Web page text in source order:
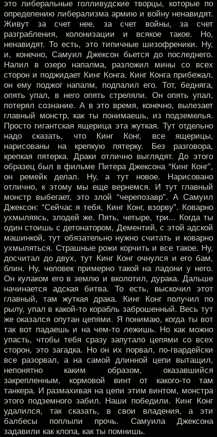
это либеральные голливудские творцы, которые по
определению либерализма армию и войну ненавидят.
Живут за счет нее, за счет войны, за счет
разграбления, колонизации и всякое такое. Но,
ненавидят. То есть, это типичные шизофреники. Ну,
и, конечно, Самуил Джексон бьется до последнего.
Налил в озеро напалма, разложил мины со всех
сторон и поджидает Кинг Конга. Кинг Конга прибежал,
он ему поджог напалм, подпалил его. Тот, бедняга,
опять упал, в него опять стреляли. Он опять упал,
потерял сознание. А в это время, конечно, вылезает
главный монстр, как ты понимаешь, из подземелья.
Просто гигантская ящерица эта жуткая. Тут отдельно
надо сказать, что Кинг Конг, все ящерицы,
нарисованы на крепкую пятерку. Без разговора,
крепкая пятерка. Драки отлично выглядят. До этого
образец был в фильме Питера Джексона “Кинг Конг”,
он ремейк делал. Ну, а тут новое. Нарисовано
отлично, к этому мы еще вернемся. И тут главный
монстр выбегает, это злой “черепозавр”. А Самуил
Джексон: “Сейчас я тебя, Кинг Конг, взорву”. Коварно
ухмыляясь, злодей же. Пять, четыре, три... Когда ты
один стоишь с детонатором, Дементий, с этой адской
машинкой, тут обязательно нужно считать и коварно
ухмыляться. Страшные рожи корчить и все такое. Ну,
досчитал до двух, тут Кинг Конг очнулся и его бам,
блин. Ну, человек примерно такой на ладони у него.
Он кулаком его в землю и вколотил, дурака. Дальше
начинается адская битва. То есть, выскочил этот
главный, там жуткая драка. Кинг Конг получил по
рылу, упал в какой-то корабль заброшенный. Весь тут
же оказался опутан цепями. Я понимаю, когда ты вот
так вот падаешь и на чем-то лежишь. Но как можно
упасть, чтобы тебя сразу запутало цепями со всех
сторон, это загадка. Но он их порвал, по-гвардейски
все разорвал, а на самой длинной цепи вытащил,
непонятно каким образом, оказавшийся
закрепленным, кормовой винт от какого-то там
танкера. И размахивая на цепи этим винтом, монстра
этого подземного забил. Наши победили. Кинг Конг
удалился, так сказать, в свои владения, а эти
балбесы поплыли прочь. Самуила Джексона
задавили как клопа, как ты помнишь.